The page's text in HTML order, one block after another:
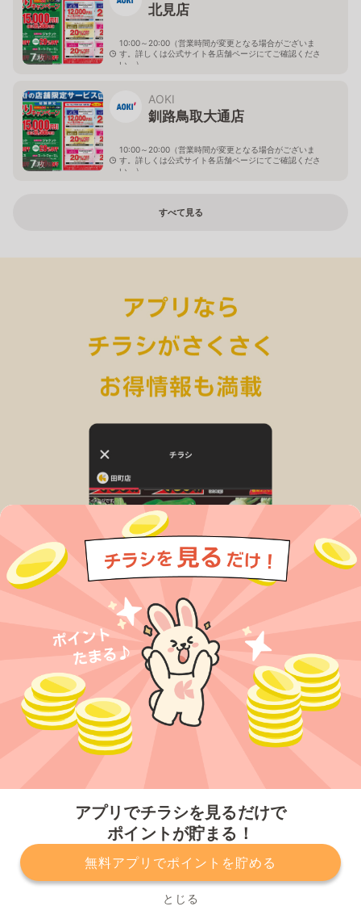
アプリでチラシを見るだけで
ポイントが貯まる！
無料アプリでポイントを貯める
とじる
7枚
北見店
10:00～20:00（営業時間が変更となる場合がございま
す。詳しくは公式サイト各店舗ページにてご確認くださ
い。）
7枚
AOKI
釧路鳥取大通店
10:00～20:00（営業時間が変更となる場合がございま
す。詳しくは公式サイト各店舗ページにてご確認くださ
い。）
すべて見る
プライバシーポリシー 利用規約
運営会社
サービスに関してのお問い合わせ